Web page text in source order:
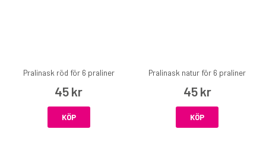
Pralinask röd för 6 praliner
45 kr
KÖP
Pralinask natur för 6 praliner
45 kr
KÖP